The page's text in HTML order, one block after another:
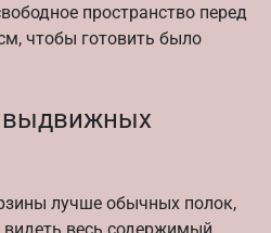
пространство перед
чтобы готовить было
выдвижных
лучше обычных полок,